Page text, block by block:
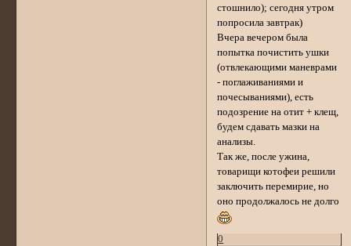
стошнило); сегодня утром
попросила завтрак)
Вчера вечером была
попытка почистить ушки
(отвлекающими маневрами
- поглаживаниями и
почесываниями), есть
подозрение на отит + клещ,
будем сдавать мазки на
анализы.
Так же, после ужина,
товарищи котофеи решили
заключить перемирие, но
оно продолжалось не долго
0